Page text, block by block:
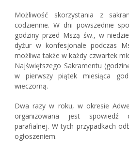
Możliwość skorzystania z
codziennie. W dni powszednie
godziny przed Mszą św., w
dyżur w konfesjonale podczas
możliwa także w każdy czwartek
Najświętszego Sakramentu
w pierwszy piątek miesiąca
wieczorną.
Dwa razy w roku, w okresie
organizowana jest spowiedź
parafialnej. W tych przypadkach
ogłoszeniem.